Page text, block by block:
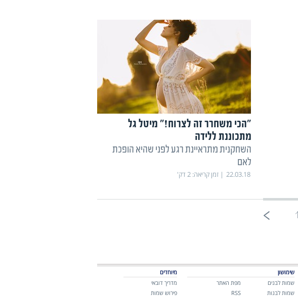
״הכי משחרר זה לצרוח!״ מיטל גל
מתכוננת ללידה
השחקנית מתראיינת רגע לפני שהיא הופכת
לאם
22.03.18 זמן קריאה:2 דק'
1
שימושון
שמות לבנים
שמות לבנות
מפת האתר
RSS
מיוחדים
מדריך דובאי
פירוש שמות